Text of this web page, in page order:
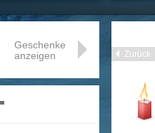
Zurück
Geschenke
anzeigen